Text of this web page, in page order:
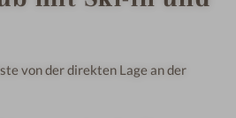
von der direkten Lage an der